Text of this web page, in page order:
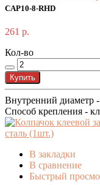
CAP10-8-RHD
261 р.
Кол-во
Купить
Внутренний диаметр
Способ крепления -
В закладки
В сравнение
Быстрый